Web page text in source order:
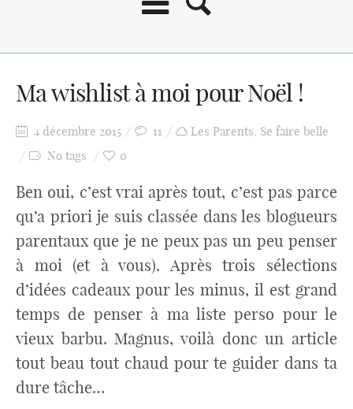
Ma wishlist à moi pour Noël !
4 décembre 2015 11 Les Parents, Se faire belle
No tags
0
Ben oui, c’est vrai après tout, c’est pas parce
qu’a priori je suis classée dans les blogueurs
parentaux que je ne peux pas un peu penser
à moi (et à vous). Après trois sélections
d’idées cadeaux pour les minus, il est grand
temps de penser à ma liste perso pour le
vieux barbu. Magnus, voilà donc un article
tout beau tout chaud pour te guider dans ta
dure tâche…